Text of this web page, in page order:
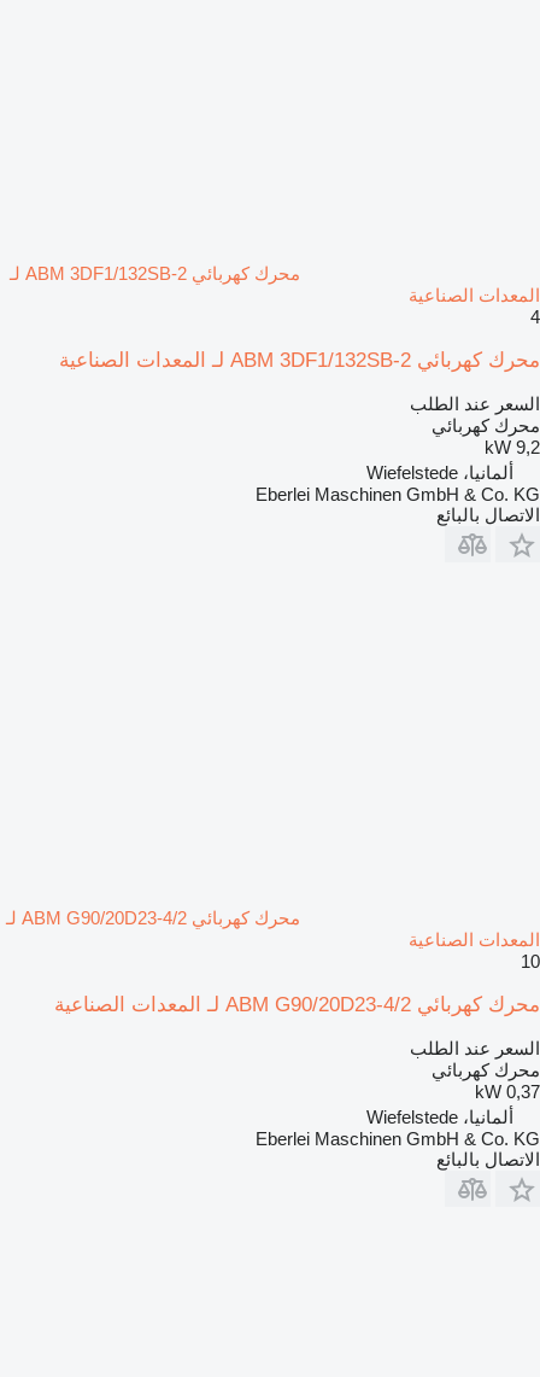
محرك كهربائي ABM 3DF1/132SB-2 لـ
المعدات الصناعية
4
محرك كهربائي ABM 3DF1/132SB-2 لـ المعدات الصناعية
السعر عند الطلب
محرك كهربائي
9,2 kW
ألمانيا، Wiefelstede
Eberlei Maschinen GmbH & Co. KG
الاتصال بالبائع
محرك كهربائي ABM G90/20D23-4/2 لـ
المعدات الصناعية
10
محرك كهربائي ABM G90/20D23-4/2 لـ المعدات الصناعية
السعر عند الطلب
محرك كهربائي
0,37 kW
ألمانيا، Wiefelstede
Eberlei Maschinen GmbH & Co. KG
الاتصال بالبائع